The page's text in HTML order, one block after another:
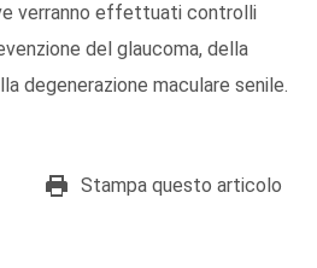
verranno effettuati controlli
del glaucoma, della
degenerazione maculare senile.
Stampa questo articolo